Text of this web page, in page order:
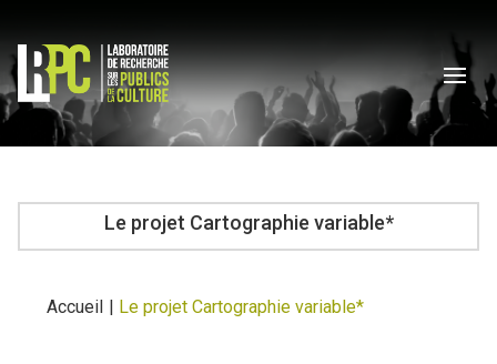
Le projet Cartographie variable*
Accueil | Le projet Cartographie variable*